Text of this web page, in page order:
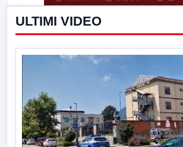
ULTIMI VIDEO